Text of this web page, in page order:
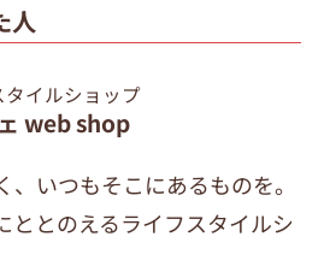
人
タイルショップ
web shop
いつもそこにあるものを。
ととのえるライフスタイルシ